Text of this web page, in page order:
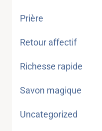
Prière
Retour affectif
Richesse rapide
Savon magique
Uncategorized